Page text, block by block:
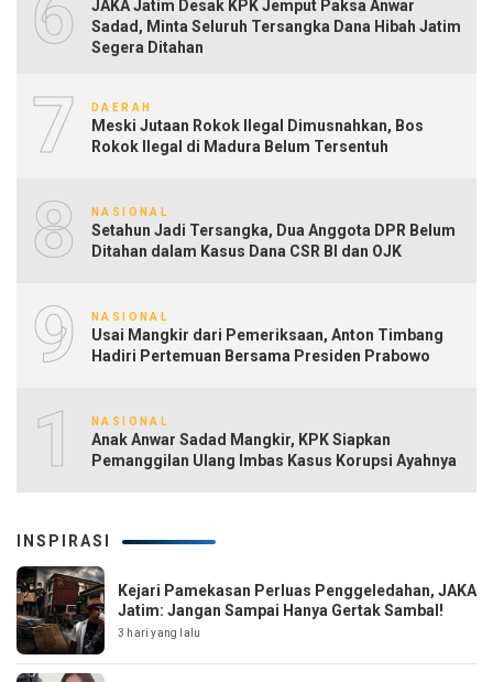
JAKA Jatim Desak KPK Jemput Paksa Anwar
Sadad, Minta Seluruh Tersangka Dana Hibah Jatim
Segera Ditahan
7 DAERAH
Meski Jutaan Rokok Ilegal Dimusnahkan, Bos
Rokok Ilegal di Madura Belum Tersentuh
8 NASIONAL
Setahun Jadi Tersangka, Dua Anggota DPR Belum
Ditahan dalam Kasus Dana CSR BI dan OJK
9 NASIONAL
Usai Mangkir dari Pemeriksaan, Anton Timbang
Hadiri Pertemuan Bersama Presiden Prabowo
10NASIONAL
Anak Anwar Sadad Mangkir, KPK Siapkan
Pemanggilan Ulang Imbas Kasus Korupsi Ayahnya
INSPIRASI
Kejari Pamekasan Perluas Penggeledahan, JAKA
Jatim: Jangan Sampai Hanya Gertak Sambal!
3 hari yang lalu